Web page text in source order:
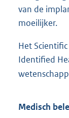
van de
moeilijker.
Het
Identified
Medisch